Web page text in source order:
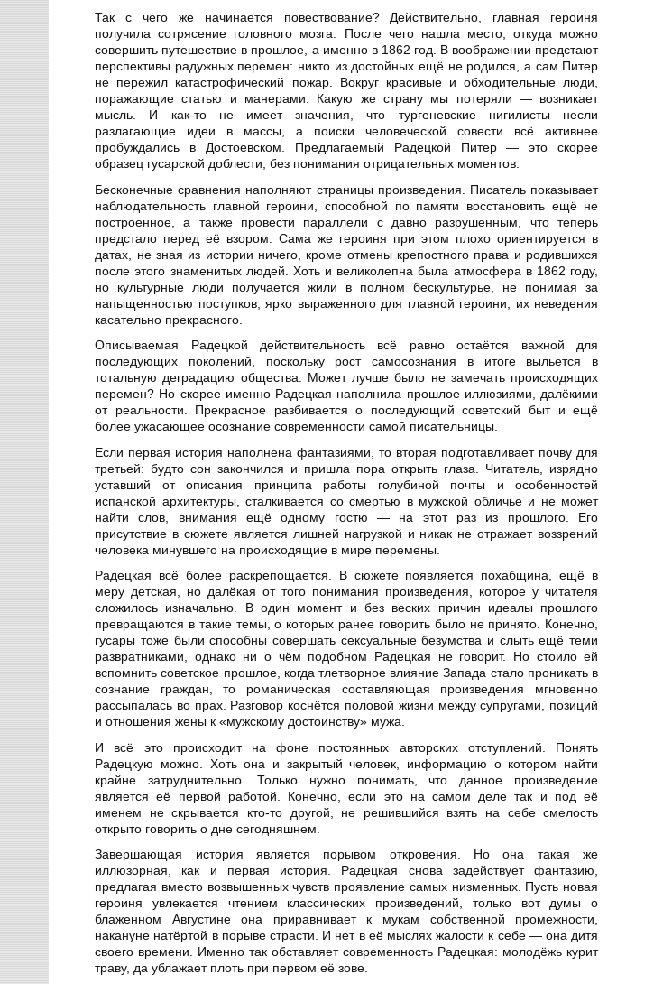
Так с чего же начинается повествование? Действительно, главная героиня
получила сотрясение головного мозга. После чего нашла место, откуда можно
совершить путешествие в прошлое, а именно в 1862 год. В воображении предстают
перспективы радужных перемен: никто из достойных ещё не родился, а сам Питер
не пережил катастрофический пожар. Вокруг красивые и обходительные люди,
поражающие статью и манерами. Какую же страну мы потеряли — возникает
мысль. И как-то не имеет значения, что тургеневские нигилисты несли
разлагающие идеи в массы, а поиски человеческой совести всё активнее
пробуждались в Достоевском. Предлагаемый Радецкой Питер — это скорее
образец гусарской доблести, без понимания отрицательных моментов.
Бесконечные сравнения наполняют страницы произведения. Писатель показывает
наблюдательность главной героини, способной по памяти восстановить ещё не
построенное, а также провести параллели с давно разрушенным, что теперь
предстало перед её взором. Сама же героиня при этом плохо ориентируется в
датах, не зная из истории ничего, кроме отмены крепостного права и родившихся
после этого знаменитых людей. Хоть и великолепна была атмосфера в 1862 году,
но культурные люди получается жили в полном бескультурье, не понимая за
напыщенностью поступков, ярко выраженного для главной героини, их неведения
касательно прекрасного.
Описываемая Радецкой действительность всё равно остаётся важной для
последующих поколений, поскольку рост самосознания в итоге выльется в
тотальную деградацию общества. Может лучше было не замечать происходящих
перемен? Но скорее именно Радецкая наполнила прошлое иллюзиями, далёкими
от реальности. Прекрасное разбивается о последующий советский быт и ещё
более ужасающее осознание современности самой писательницы.
Если первая история наполнена фантазиями, то вторая подготавливает почву для
третьей: будто сон закончился и пришла пора открыть глаза. Читатель, изрядно
уставший от описания принципа работы голубиной почты и особенностей
испанской архитектуры, сталкивается со смертью в мужской обличье и не может
найти слов, внимания ещё одному гостю — на этот раз из прошлого. Его
присутствие в сюжете является лишней нагрузкой и никак не отражает воззрений
человека минувшего на происходящие в мире перемены.
Радецкая всё более раскрепощается. В сюжете появляется похабщина, ещё в
меру детская, но далёкая от того понимания произведения, которое у читателя
сложилось изначально. В один момент и без веских причин идеалы прошлого
превращаются в такие темы, о которых ранее говорить было не принято. Конечно,
гусары тоже были способны совершать сексуальные безумства и слыть ещё теми
развратниками, однако ни о чём подобном Радецкая не говорит. Но стоило ей
вспомнить советское прошлое, когда тлетворное влияние Запада стало проникать в
сознание граждан, то романическая составляющая произведения мгновенно
рассыпалась во прах. Разговор коснётся половой жизни между супругами, позиций
и отношения жены к «мужскому достоинству» мужа.
И всё это происходит на фоне постоянных авторских отступлений. Понять
Радецкую можно. Хоть она и закрытый человек, информацию о котором найти
крайне затруднительно. Только нужно понимать, что данное произведение
является её первой работой. Конечно, если это на самом деле так и под её
именем не скрывается кто-то другой, не решившийся взять на себе смелость
открыто говорить о дне сегодняшнем.
Завершающая история является порывом откровения. Но она такая же
иллюзорная, как и первая история. Радецкая снова задействует фантазию,
предлагая вместо возвышенных чувств проявление самых низменных. Пусть новая
героиня увлекается чтением классических произведений, только вот думы о
блаженном Августине она приравнивает к мукам собственной промежности,
накануне натёртой в порыве страсти. И нет в её мыслях жалости к себе — она дитя
своего времени. Именно так обставляет современность Радецкая: молодёжь курит
траву, да ублажает плоть при первом её зове.